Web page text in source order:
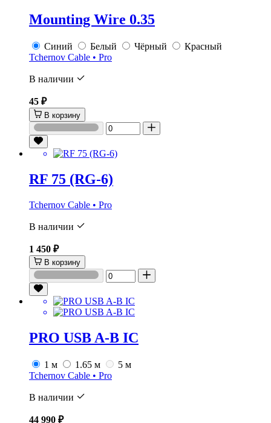
Mounting Wire 0.35
Синий Белый Чёрный
Красный
Tchernov Cable • Pro
В наличии
45 ₽
В корзину
RF 75 (RG-6)
Tchernov Cable • Pro
В наличии
1 450 ₽
В корзину
PRO USB A-B IC
1 м 1.65 м
5 м
Tchernov Cable • Pro
В наличии
44 990 ₽